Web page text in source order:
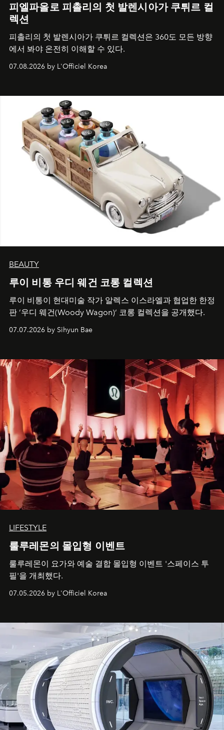
피엘파올로 피촐리의 첫 발렌시아가 쿠튀르 컬
렉션
피촐리의 첫 발렌시아가 쿠튀르 컬렉션은 360도 모든 방향
에서 봐야 온전히 이해할 수 있다.
07.08.2026 by L'Officiel Korea
BEAUTY
루이 비통 우디 웨건 코롱 컬렉션
루이 비통이 현대미술 작가 알렉스 이스라엘과 협업한 한정
판 ’우디 웨건(Woody Wagon)‘ 코롱 컬렉션을 공개했다.
07.07.2026 by Sihyun Bae
LIFESTYLE
룰루레몬의 몰입형 이벤트
룰루레몬이 요가와 예술 결합 몰입형 이벤트 '스페이스 투
필'을 개최했다.
07.05.2026 by L'Officiel Korea